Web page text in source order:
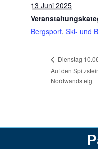
13 Juni 2025
Bergsport,Ski- und
Dienstag
Auf den
Nordwandsteig